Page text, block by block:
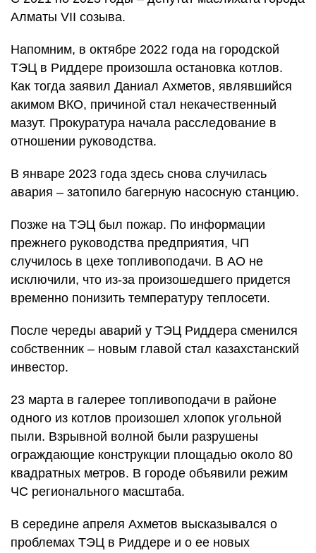
Алматы VІI созыва.
Напомним, в октябре 2022 года на городской
ТЭЦ в Риддере произошла остановка котлов.
Как тогда заявил Даниал Ахметов, являвшийся
акимом ВКО, причиной стал некачественный
мазут. Прокуратура начала расследование в
отношении руководства.
В январе 2023 года здесь снова случилась
авария – затопило багерную насосную станцию.
Позже на ТЭЦ был пожар. По информации
прежнего руководства предприятия, ЧП
случилось в цехе топливоподачи. В АО не
исключили, что из-за произошедшего придется
временно понизить температуру теплосети.
После череды аварий у ТЭЦ Риддера сменился
собственник – новым главой стал казахстанский
инвестор.
23 марта в галерее топливоподачи в районе
одного из котлов произошел хлопок угольной
пыли. Взрывной волной были разрушены
ограждающие конструкции площадью около 80
квадратных метров. В городе объявили режим
ЧС регионального масштаба.
В середине апреля Ахметов высказывался о
проблемах ТЭЦ в Риддере и о ее новых